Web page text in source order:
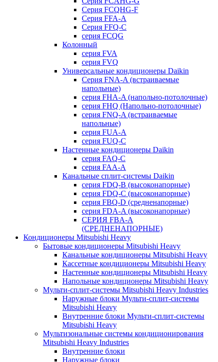
Серия FCQHG-F
Серия FFA-A
Серия FFQ-C
серия FCQG
Колонный
серия FVA
серия FVQ
Универсальные кондиционеры Daikin
Серия FNA-A (встраиваемые
напольные)
серия FHA-A (напольно-потолочные)
серия FHQ (Напольно-потолочные)
серия FNQ-A (встраиваемые
напольные)
серия FUA-A
серия FUQ-C
Настенные кондиционеры Daikin
серия FAQ-C
серия FAA-A
Канальные сплит-системы Daikin
серия FDQ-B (высоконапорные)
серия FDQ-C (высоконапорные)
серия FBQ-D (средненапорные)
серия FDA-A (высоконапорные)
СЕРИЯ FBA-A
(СРЕДНЕНАПОРНЫЕ)
Кондиционеры Mitsubishi Heavy
Бытовые кондиционеры Mitsubishi Heavy
Канальные кондиционеры Mitsubishi Heavy
Кассетные кондиционеры Mitsubishi Heavy
Настенные кондиционеры Mitsubishi Heavy
Напольные кондиционеры Mitsubishi Heavy
Мульти-сплит-системы Mitsubishi Heavy Industries
Наружные блоки Мульти-сплит-системы
Mitsubishi Heavy
Внутренние блоки Мульти-сплит-системы
Mitsubishi Heavy
Мультизональные системы кондиционирования
Mitsubishi Heavy Industries
Внутренние блоки
Наружные блоки